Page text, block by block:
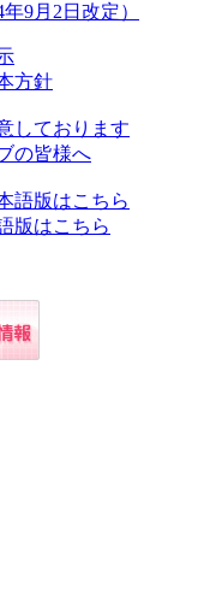
9月2日改定）
方針
しております
の皆様へ
語版はこちら
版はこちら